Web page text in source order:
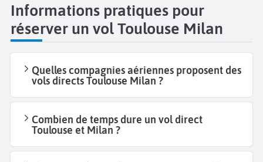
Informations pratiques pour
réserver un vol Toulouse Milan
Quelles compagnies aériennes proposent des
vols directs Toulouse Milan ?
Combien de temps dure un vol direct
Toulouse et Milan ?